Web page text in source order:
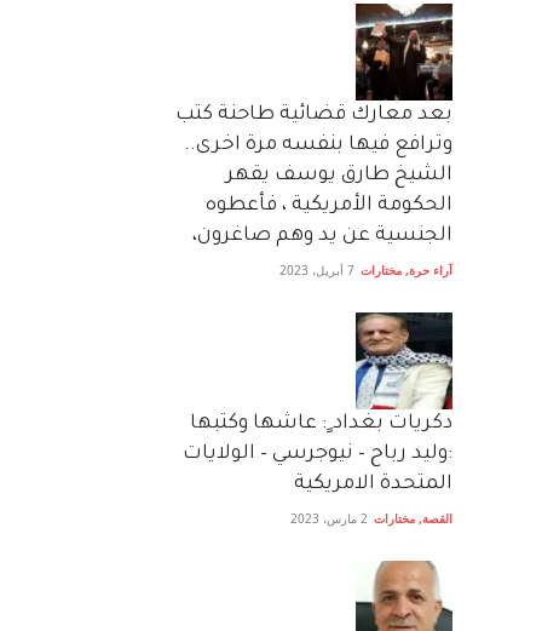
بعد معارك قضائية طاحنة كتب
وترافع فيها بنفسه مرة اخرى..
الشيخ طارق يوسف يقهر
الحكومة الأمريكية ، فأعطوه
الجنسية عن يد وهم صاغرون،
آراء حرة, مختارات 7 أبريل، 2023
دكريات بغداد ٍ: عاشها وكتبها
:وليد رباح – نيوجرسي – الولايات
المتحدة الامريكية
القصة, مختارات 2 مارس، 2023